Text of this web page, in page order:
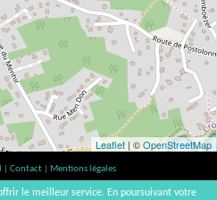
Leaflet | ©OpenStreetMap
Contact
Mentions légales
la santé, à consommer avec modération. |
le meilleur service. En poursuivant votre